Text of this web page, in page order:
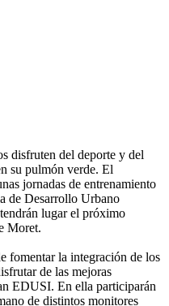
disfruten del deporte y del
su pulmón verde. El
jornadas de entrenamiento
de Desarrollo Urbano
lugar el próximo
Moret.
fomentar la integración de los
de las mejoras
EDUSI. En ella participarán
de distintos monitores